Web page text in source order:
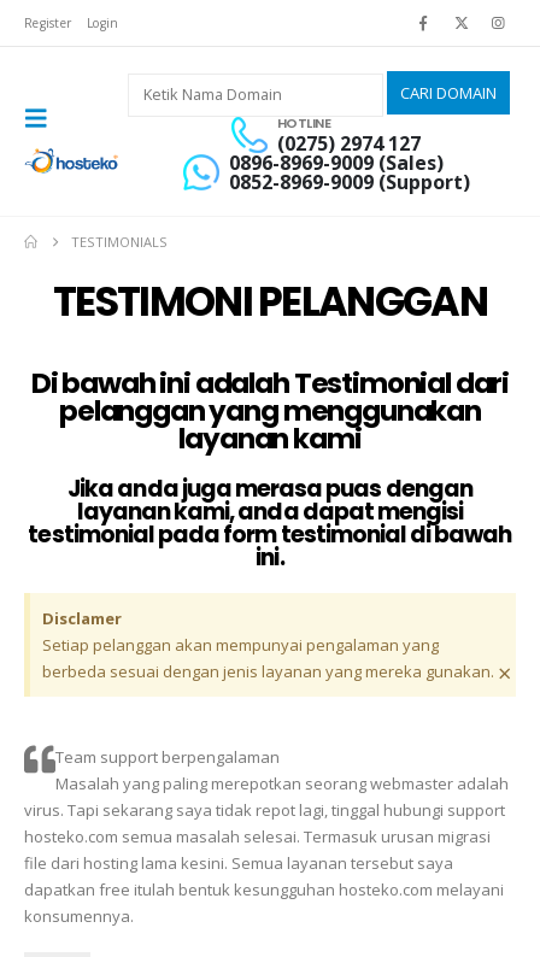
Register Login
HOTLINE
(0275) 2974 127
0896-8969-9009 (Sales)
0852-8969-9009 (Support)
TESTIMONIALS
TESTIMONI PELANGGAN
Di bawah ini adalah Testimonial dari
pelanggan yang menggunakan
layanan kami
Jika anda juga merasa puas dengan
layanan kami, anda dapat mengisi
testimonial pada form testimonial di bawah
ini.
Disclamer
Setiap pelanggan akan mempunyai pengalaman yang
berbeda sesuai dengan jenis layanan yang mereka gunakan. ×
Team support berpengalaman
Masalah yang paling merepotkan seorang webmaster adalah
virus. Tapi sekarang saya tidak repot lagi, tinggal hubungi support
hosteko.com semua masalah selesai. Termasuk urusan migrasi
file dari hosting lama kesini. Semua layanan tersebut saya
dapatkan free itulah bentuk kesungguhan hosteko.com melayani
konsumennya.